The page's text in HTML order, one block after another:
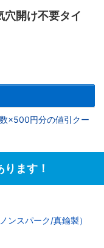
穴開け不要タイ
×500円分の値引クー
ます！
ンスパーク/真鍮製）